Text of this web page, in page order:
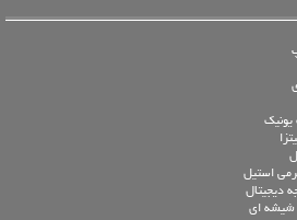
استیل
شیشه ای